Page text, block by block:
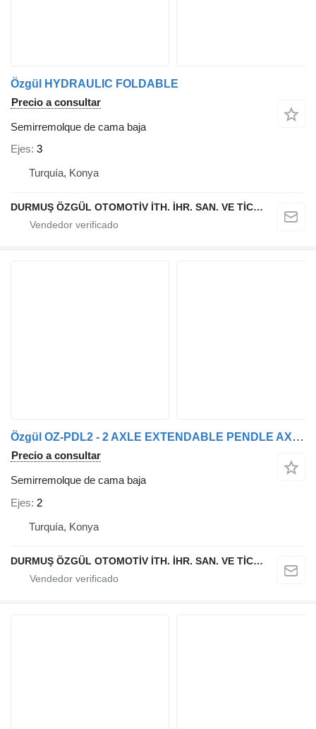
Özgül HYDRAULIC FOLDABLE
Precio a consultar
Semirremolque de cama baja
Ejes 3
Turquía, Konya
DURMUŞ ÖZGÜL OTOMOTİV İTH. İHR. SAN. VE TİC. A.Ş
Özgül OZ-PDL2 - 2 AXLE EXTENDABLE PENDLE AXLE LOW LOADER
Precio a consultar
Semirremolque de cama baja
Ejes 2
Turquía, Konya
DURMUŞ ÖZGÜL OTOMOTİV İTH. İHR. SAN. VE TİC. A.Ş